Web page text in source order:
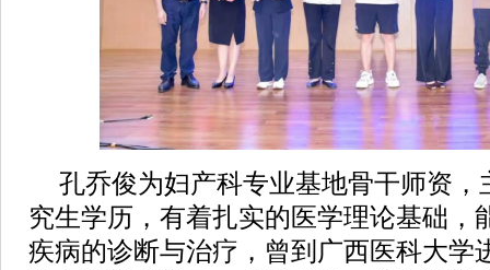
孔乔俊为妇产科专业基地骨干师资
究生学历，有着扎实的医学理论基础，
疾病的诊断与治疗，曾到广西医科大学